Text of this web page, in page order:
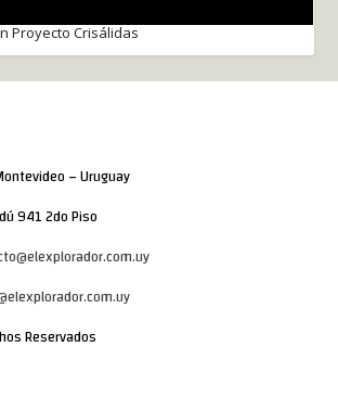
Proyecto Crisálidas
– Uruguay
941 2do Piso
Reservados